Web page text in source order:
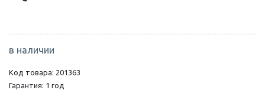
в наличии
Код товара: 201363
Гарантия: 1 год